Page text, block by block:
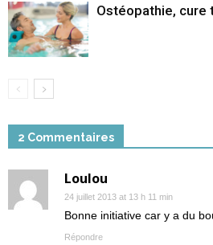
Ostéopathie,
2 Commentaires
Loulou
24 juillet 2013 at 13 h 11 min
Bonne initiative car y a du
Répondre